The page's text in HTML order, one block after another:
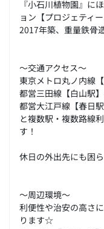
『小石川植物園』に
ョン【プロジェティ
2017年築、重量鉄骨
～交通アクセス～
東京メトロ丸ノ内線
都営三田線【白山駅
都営大江戸線【春日
と複数駅・複数路線
す！
休日の外出先にも困
～周辺環境～
利便性や治安の高さ
ります☆